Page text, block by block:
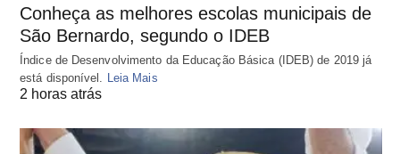
Conheça as melhores escolas municipais de
São Bernardo, segundo o IDEB
Índice de Desenvolvimento da Educação Básica (IDEB) de 2019 já
está disponível.
Leia Mais
2 horas atrás